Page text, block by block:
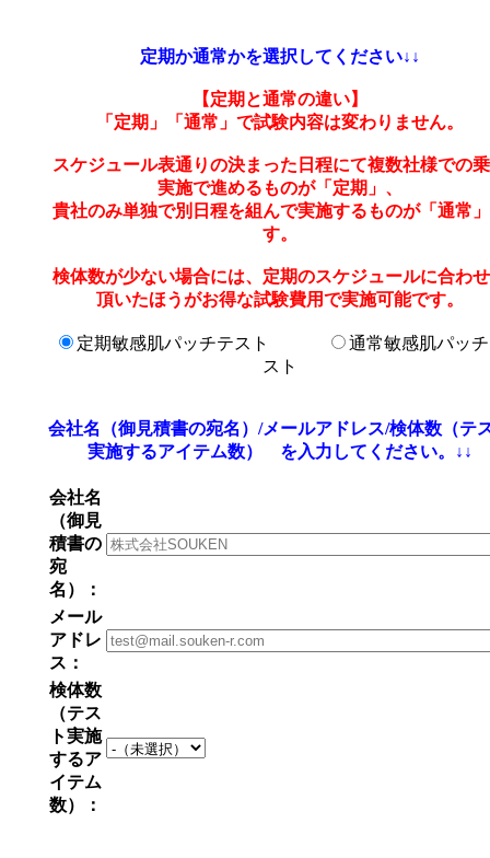
定期か通常かを選択してください↓↓
【定期と通常の違い】
「定期」「通常」で試験内容は変わりません。
スケジュール表通りの決まった日程にて複数社様での
実施で進めるものが「定期」、
貴社のみ単独で別日程を組んで実施するものが「通常
す。
検体数が少ない場合には、定期のスケジュールに合わ
頂いたほうがお得な試験費用で実施可能です。
定期敏感肌パッチテスト
通常敏感肌パッ
スト
会社名（御見積書の宛名）/メールアドレス/検体数（テ
実施するアイテム数） を入力してください。↓↓
会社名
（御見
積書の
宛
名）：
メール
アドレ
ス：
検体数
（テス
ト実施
するア
イテム
数）：